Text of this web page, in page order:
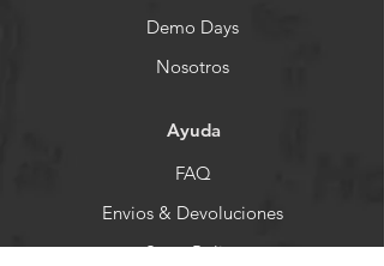
Demo Days
Nosotros
Ayuda
FAQ
Envios & Devoluciones
Store Policy